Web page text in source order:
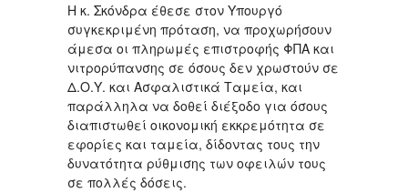
Η κ. Σκόνδρα έθεσε στον Υπουργό
συγκεκριμένη πρόταση, να προχωρήσουν
άμεσα οι πληρωμές επιστροφής ΦΠΑ και
νιτρορύπανσης σε όσους δεν χρωστούν σε
Δ.Ο.Υ. και Ασφαλιστικά Ταμεία, και
παράλληλα να δοθεί διέξοδο για όσους
διαπιστωθεί οικονομική εκκρεμότητα σε
εφορίες και ταμεία, δίδοντας τους την
δυνατότητα ρύθμισης των οφειλών τους
σε πολλές δόσεις.